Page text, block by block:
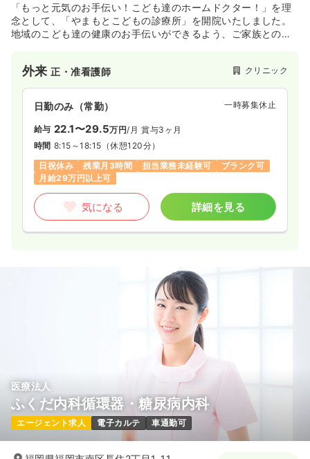
「もっと元気のお手伝い！こども達のホームドクター！」を理
念として、「やまもとこどもの診療所」を開院いたしました。
地域のこども達の健康のお手伝いができるよう、ご家族とのふ
外来正・准看護師 クリニック
日勤のみ（常勤） 一時募集休止
給与 22.1〜29.5万円/月 賞与3ヶ月
時間 8:15～18:15 （休憩120分）
日祝休み
残業月3時間 担当業務未経験可
ブランク可
月給29万円以上可
気になる 詳細を見る
医療法人
ふくだ内科循環器・糖尿病内科
エージェント求人 電子カルテ 車通勤可